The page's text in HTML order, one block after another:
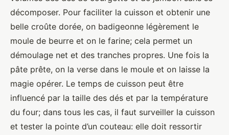
décomposer. Pour faciliter la cuisson et obtenir une
belle croûte dorée, on badigeonne légèrement le
moule de beurre et on le farine; cela permet un
démoulage net et des tranches propres. Une fois la
pâte prête, on la verse dans le moule et on laisse la
magie opérer. Le temps de cuisson peut être
influencé par la taille des dés et par la température
du four; dans tous les cas, il faut surveiller la cuisson
et tester la pointe d’un couteau: elle doit ressortir